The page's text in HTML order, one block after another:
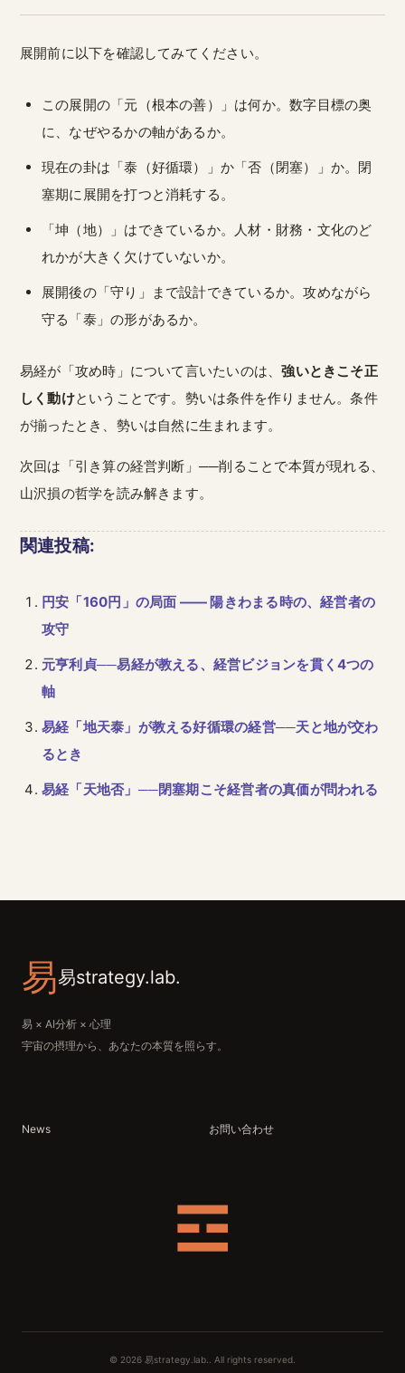
展開前に以下を確認してみてください。
この展開の「元（根本の善）」は何か。数字目標の奥
に、なぜやるかの軸があるか。
現在の卦は「泰（好循環）」か「否（閉塞）」か。閉
塞期に展開を打つと消耗する。
「坤（地）」はできているか。人材・財務・文化のど
れかが大きく欠けていないか。
展開後の「守り」まで設計できているか。攻めながら
守る「泰」の形があるか。
易経が「攻め時」について言いたいのは、強いときこそ正
しく動けということです。勢いは条件を作りません。条件
が揃ったとき、勢いは自然に生まれます。
次回は「引き算の経営判断」──削ることで本質が現れる、
山沢損の哲学を読み解きます。
関連投稿:
円安「160円」の局面 ―― 陽きわまる時の、経営者の
攻守
元亨利貞──易経が教える、経営ビジョンを貫く4つの
軸
易経「地天泰」が教える好循環の経営──天と地が交わ
るとき
易経「天地否」──閉塞期こそ経営者の真価が問われる
易易strategy.lab.
易 × AI分析 × 心理
宇宙の摂理から、あなたの本質を照らす。
News お問い合わせ
☲
© 2026 易strategy.lab.. All rights reserved.